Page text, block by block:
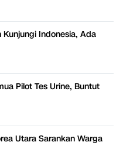
Indonesia, Ada
Pilot Tes Urine, Buntut
Utara Sarankan Warga